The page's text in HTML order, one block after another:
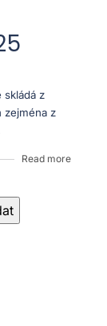
skládá z
zejména z
Read more